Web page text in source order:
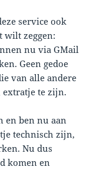
service ook
wilt zeggen:
nu via GMail
Geen gedoe
van alle andere
te zijn.
en ben nu aan
technisch zijn,
Nu dus
komen en